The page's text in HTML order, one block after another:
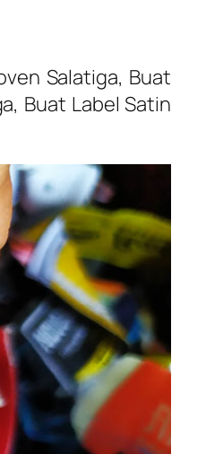
Salatiga, Buat
Buat Label Satin